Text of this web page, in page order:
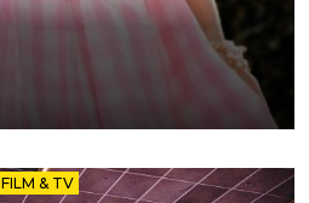
FILM & TV